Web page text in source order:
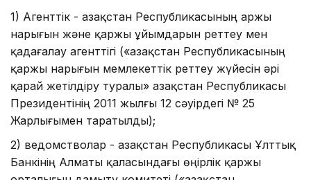
1) Агенттік - Қазақстан Республикасының Қаржы
нарығын және қаржы ұйымдарын реттеу мен
қадағалау агенттігі («Қазақстан Республикасының
қаржы нарығын мемлекеттік реттеу жүйесін әрі
қарай жетілдіру туралы» Қазақстан Республикасы
Президентінің 2011 жылғы 12 сәуірдегі № 25
Жарлығымен таратылды);
2) ведомстволар - Қазақстан Республикасы Ұлттық
Банкінің Алматы қаласындағы өңірлік қаржы